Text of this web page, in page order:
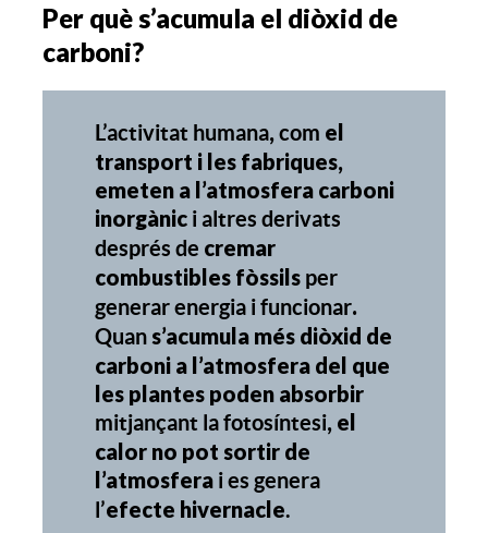
Per què s’acumula el diòxid de
carboni?
L’activitat humana,com el
transport i les fabriques,
emeten a l’atmosfera carboni
inorgànic i altres derivats
després de cremar
combustibles fòssilsper
generar energia i funcionar.
Quans’acumula més diòxid de
carboni a l’atmosfera del que
les plantes poden absorbir
mitjançant la fotosíntesi, el
calor no pot sortir de
l’atmosfera i es genera
l’efecte hivernacle.